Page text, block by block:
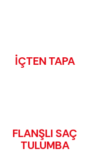
İÇTEN TAPA
FLANŞLI SAÇ
TULUMBA